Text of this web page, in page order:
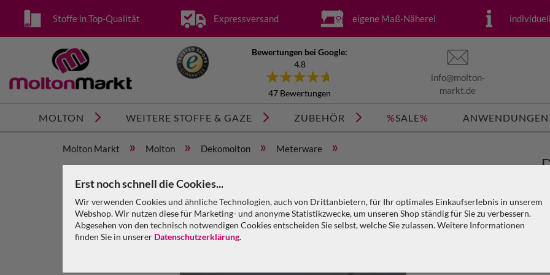
Erst noch schnell die Cookies...
Wir verwenden Cookies und ähnliche Technologien, auch von Drittanbietern, für Ihr optimales Einkaufserlebnis in unserem
Webshop. Wir nutzen diese für Marketing- und anonyme Statistikzwecke, um unseren Shop ständig für Sie zu verbessern.
Abgesehen von den technisch notwendigen Cookies entscheiden Sie selbst, welche Sie zulassen. Weitere Informationen
finden Sie in unserer Datenschutzerklärung.
Stoffe in Top-Qualität Expressversand eigene Maß-Näherei
Bewertungen bei Google:
4.8
47 Bewertungen
info@molton-
markt.de
MOLTON WEITERE STOFFE & GAZE ZUBEHÖR %SALE% ANWENDUNGEN
Molton Markt » Molton » Dekomolton » Meterware »